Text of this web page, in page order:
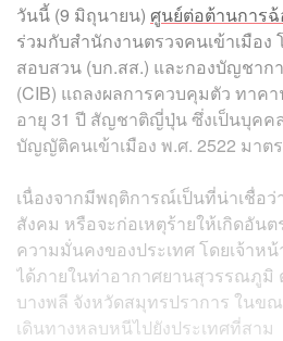
วันนี้ (9 มิถุนายน) ศูนย์ต่อต้านการฉ้
ร่วมกับสำนักงานตรวจคนเข้าเมือ
สอบสวน (บก.สส.) และกองบัญชาก
(CIB) แถลงผลการควบคุมตัว ทาคา
อายุ 31 ปี สัญชาติญี่ปุ่น ซึ่งเป็นบุคค
บัญญัติคนเข้าเมือง พ.ศ. 2522 มาต
เนื่องจากมีพฤติการณ์เป็นที่น่าเชื่อ
สังคม หรือจะก่อเหตุร้ายให้เกิดอัน
ความมั่นคงของประเทศ โดยเจ้าห
ได้ภายในท่าอากาศยานสุวรรณภูมิ
บางพลี จังหวัดสมุทรปราการ ในข
เดินทางหลบหนีไปยังประเทศที่สาม